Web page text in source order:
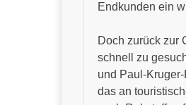
Endkunden ein
Doch zurück zur
schnell zu
und Paul-
das an